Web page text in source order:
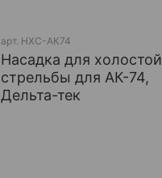
арт. НХС-АК74
Насадка для холостой
стрельбы для АК-74,
Дельта-тек